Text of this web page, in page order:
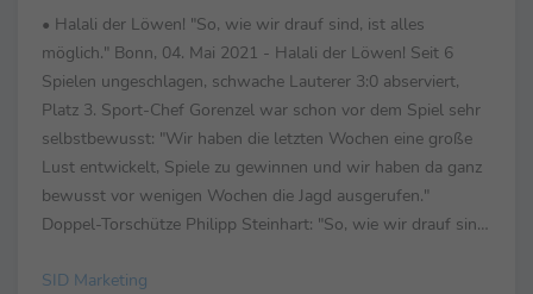
• Halali der Löwen! "So, wie wir drauf sind, ist alles
möglich." Bonn, 04. Mai 2021 - Halali der Löwen! Seit 6
Spielen ungeschlagen, schwache Lauterer 3:0 abserviert,
Platz 3. Sport-Chef Gorenzel war schon vor dem Spiel sehr
selbstbewusst: "Wir haben die letzten Wochen eine große
Lust entwickelt, Spiele zu gewinnen und wir haben da ganz
bewusst vor wenigen Wochen die Jagd ausgerufen."
Doppel-Torschütze Philipp Steinhart: "So, wie wir drauf sind,
SID Marketing